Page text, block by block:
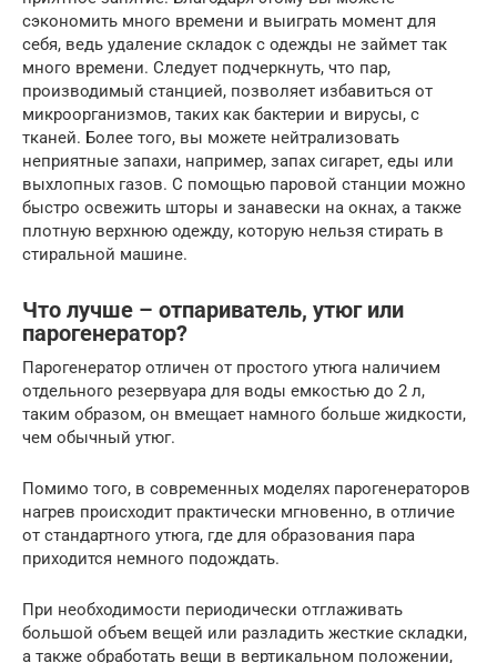
сэкономить много времени и выиграть момент для
себя, ведь удаление складок с одежды не займет так
много времени. Следует подчеркнуть, что пар,
производимый станцией, позволяет избавиться от
микроорганизмов, таких как бактерии и вирусы, с
тканей. Более того, вы можете нейтрализовать
неприятные запахи, например, запах сигарет, еды или
выхлопных газов. С помощью паровой станции можно
быстро освежить шторы и занавески на окнах, а также
плотную верхнюю одежду, которую нельзя стирать в
стиральной машине.
Что лучше – отпариватель, утюг или
парогенератор?
Парогенератор отличен от простого утюга наличием
отдельного резервуара для воды емкостью до 2 л,
таким образом, он вмещает намного больше жидкости,
чем обычный утюг.
Помимо того, в современных моделях парогенераторов
нагрев происходит практически мгновенно, в отличие
от стандартного утюга, где для образования пара
приходится немного подождать.
При необходимости периодически отглаживать
большой объем вещей или разладить жесткие складки,
а также обработать вещи в вертикальном положении,